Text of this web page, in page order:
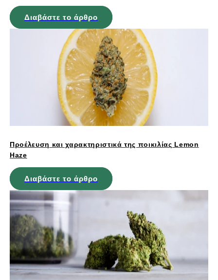
Διαβάστε το άρθρο
Προέλευση και χαρακτηριστικά της ποικιλίας Lemon
Haze
Διαβάστε το άρθρο